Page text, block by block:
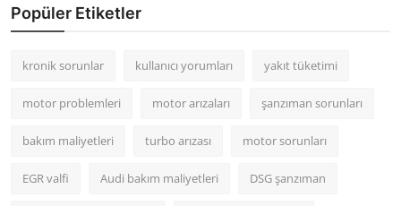
Popüler Etiketler
kronik sorunlar kullanıcı yorumları yakıt tüketimi
motor problemleri motor arızaları şanzıman sorunları
bakım maliyetleri turbo arızası motor sorunları
EGR valfi Audi bakım maliyetleri DSG şanzıman